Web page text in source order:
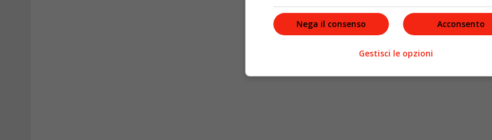
Acconsento
Nega il consenso
Gestisci le opzioni